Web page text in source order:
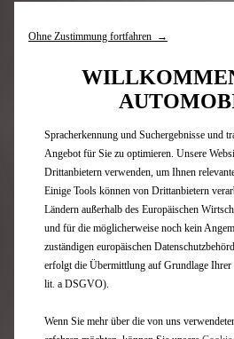
Quick links
Preislisten
Angebote für Businesskunden
Elektrisch Aufladen
Finanzierung für Privatkunden
Händlersuche
Kontakt
DS SERVICE
Ohne Zustimmung fortfahren →
Wir verwenden Cookies und/oder andere
bieten. Sie ermöglichen grundlegende
Netzwerkmanagement und
Spracherkennung und Suchergebnisse und
Angebot für Sie zu optimieren. Unsere
Drittanbietern verwenden, um Ihnen
Einige Tools können von Drittanbietern
Ländern außerhalb des Europäischen
und für die möglicherweise noch kein
zuständigen europäischen
erfolgt die Übermittlung auf Grundlage
lit. a DSGVO).
Wenn Sie mehr über die von uns